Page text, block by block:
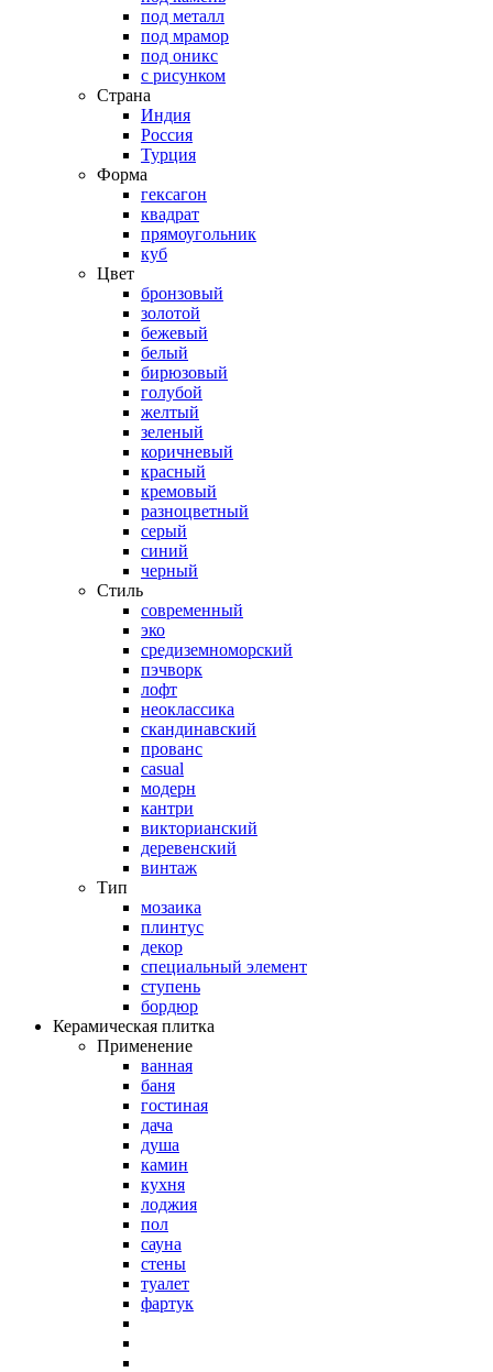
под металл
под мрамор
под оникс
с рисунком
Страна
Индия
Россия
Турция
Форма
гексагон
квадрат
прямоугольник
куб
Цвет
бронзовый
золотой
бежевый
белый
бирюзовый
голубой
желтый
зеленый
коричневый
красный
кремовый
разноцветный
серый
синий
черный
Стиль
современный
эко
средиземноморский
пэчворк
лофт
неоклассика
скандинавский
прованс
casual
модерн
кантри
викторианский
деревенский
винтаж
Тип
мозаика
плинтус
декор
специальный элемент
ступень
бордюр
Керамическая плитка
Применение
ванная
баня
гостиная
дача
душа
камин
кухня
лоджия
пол
сауна
стены
туалет
фартук